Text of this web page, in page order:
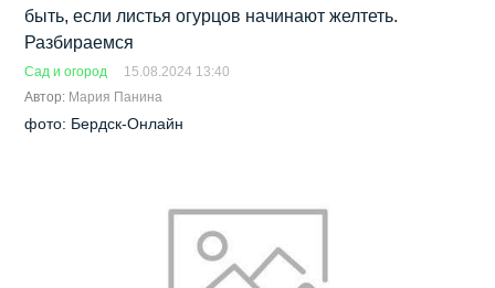
быть, если листья огурцов начинают желтеть.
Разбираемся
Сад и огород
15.08.2024 13:40
Автор: Мария Панина
фото: Бердск-Онлайн